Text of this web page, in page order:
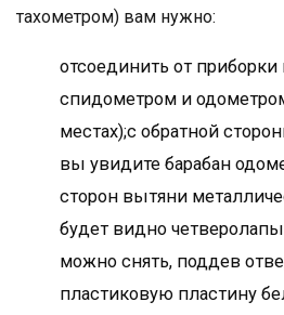
тахометром) вам нужно:
отсоединить от приборки
спидометром и
местах);с обратной
вы увидите барабан
сторон вытяни
будет видно
можно снять, поддев
пластиковую пластину